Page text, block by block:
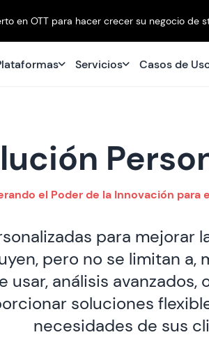
en OTT para hacer crecer su negocio de
Servicios Casos de
el Poder de la Innovación para
para mejorar
pero no se limitan
usar, análisis
soluciones
necesidades de sus